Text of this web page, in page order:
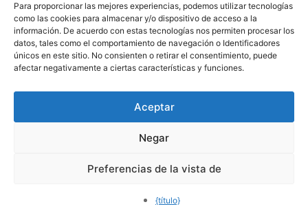
Para proporcionar las mejores experiencias, podemos utilizar tecnologías
como las cookies para almacenar y/o dispositivo de acceso a la
información. De acuerdo con estas tecnologías nos permiten procesar los
datos, tales como el comportamiento de navegación o Identificadores
únicos en este sitio. No consienten o retirar el consentimiento, puede
afectar negativamente a ciertas características y funciones.
Aceptar
Negar
Preferencias de la vista de
{título}
SUSCRIBIRSE
Mapa del sitio
POLÍTICA DE PRIVACIDADLAS COOKIES